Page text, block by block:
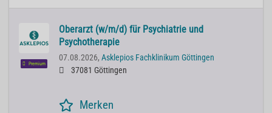
Premium
Oberarzt (w/m/d) für Psychiatrie und
Psychotherapie
07.08.2026, Asklepios Fachklinikum Göttingen
37081 Göttingen
Merken